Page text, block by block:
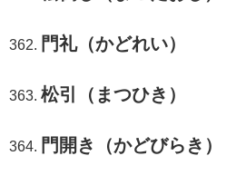
門礼（かどれい）
松引（まつひき）
門開き（かどびらき）